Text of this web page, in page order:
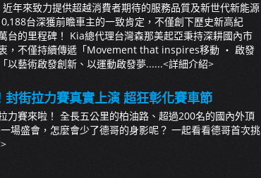
年來致力提供超越消費者期待的服務品質及新世代新能源
台深獲前瞻車主的一致肯定，不僅創下歷史新高紀
台的里程碑！ Kia總代理台灣森那美起亞秉持深耕國內市
，不僅持續傳遞「Movement that inspires移動 ‧ 啟發
以藝術啟發創新、以運動啟發夢......<詳細介紹>
街拉力賽真實上演 超狂彰化賽車節
力賽來啦！ 全長五公里的柏油路、超過200名的國內外頂
場盛會，怎麼會少了德哥的身影呢？ 一起看看德哥首次挑